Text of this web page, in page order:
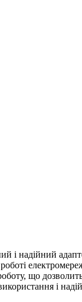
надійний
що
і